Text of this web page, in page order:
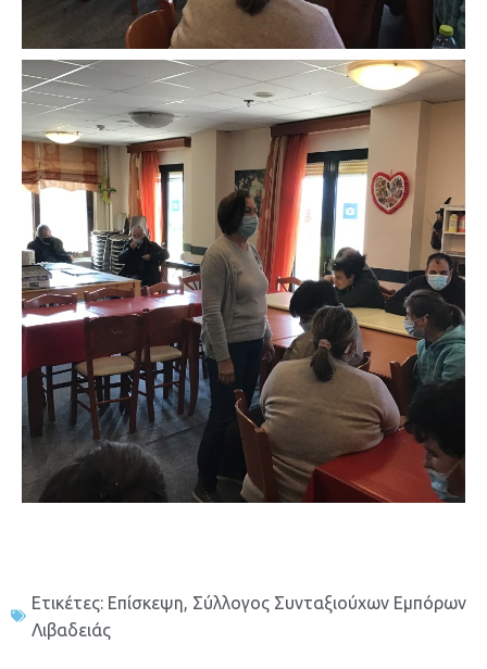
Ετικέτες: Επίσκεψη, Σύλλογος Συνταξιούχων Εμπόρων
Λιβαδειάς